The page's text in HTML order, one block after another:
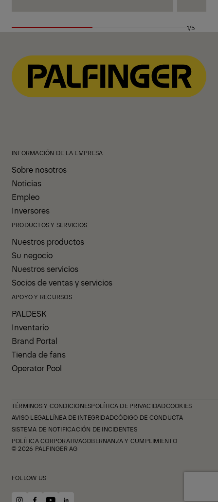
1/5
INFORMACIÓN DE LA EMPRESA
Sobre nosotros
Noticias
Empleo
Inversores
PRODUCTOS Y SERVICIOS
Nuestros productos
Su negocio
Nuestros servicios
Socios de ventas y servicios
APOYO Y RECURSOS
PALDESK
Inventario
Brand Portal
Tienda de fans
Operator Pool
TÉRMINOS Y CONDICIONESPOLÍTICA DE PRIVACIDADCOOKIES
AVISO LEGAL LÍNEA DE INTEGRIDADCÓDIGO DE CONDUCTA
SISTEMA DE NOTIFICACIÓN DE INCIDENTES
POLÍTICA CORPORATIVAGOBERNANZA Y CUMPLIMIENTO
© 2026 PALFINGER AG
FOLLOW US